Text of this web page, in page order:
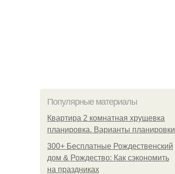
Популярные материалы
Квартира 2 комнатная хрущевка
планировка. Варианты планировки
300+ Бесплатные Рождественский
дом & Рождество: Как сэкономить
на праздниках